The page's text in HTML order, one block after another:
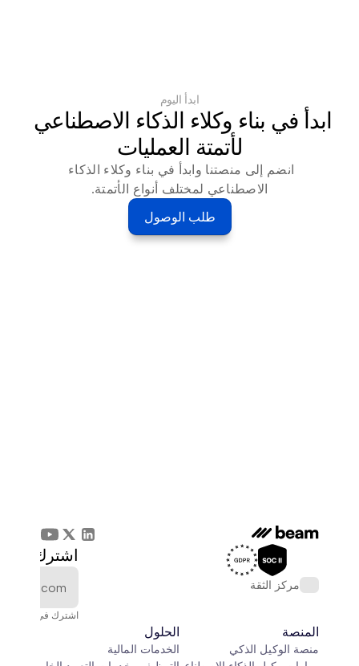
ابدأ اليوم
لأتمتة العمليات
الاصطناعي لمختلف أنواع الأتمتة.
طلب الوصول
مركز الثقة
اشترك في
اشترك في النشرة
المنصة
منصة الوكيل الذكي
الحلول
الخدمات المالية